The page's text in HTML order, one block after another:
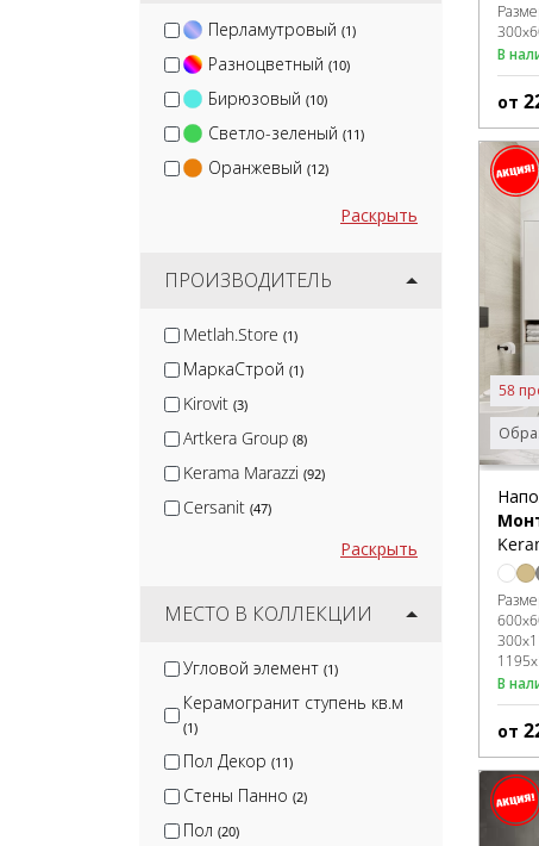
Перламутровый (1)
Разноцветный (10)
Бирюзовый (10)
Светло-зеленый (11)
Оранжевый (12)
Раскрыть
ПРОИЗВОДИТЕЛЬ
Metlah.Store (1)
МаркаСтрой (1)
Kirovit (3)
Artkera Group (8)
Kerama Marazzi (92)
Cersanit (47)
Lb-Ceramics (25)
Atlas Concorde
Евро-Керамика (8)
Раскрыть
МЕСТО В КОЛЛЕКЦИИ
Угловой элемент (1)
Керамогранит ступень кв.м
(1)
Пол Декор (11)
Стены Панно (2)
Пол (20)
В
от
58
В
от